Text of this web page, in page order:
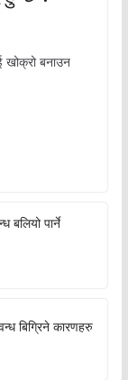
खोक्रो बनाउन
बलियो पार्ने
बिग्रिने कारणहरु